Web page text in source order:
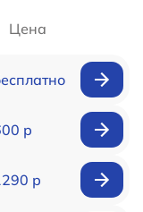
Цена
р
р